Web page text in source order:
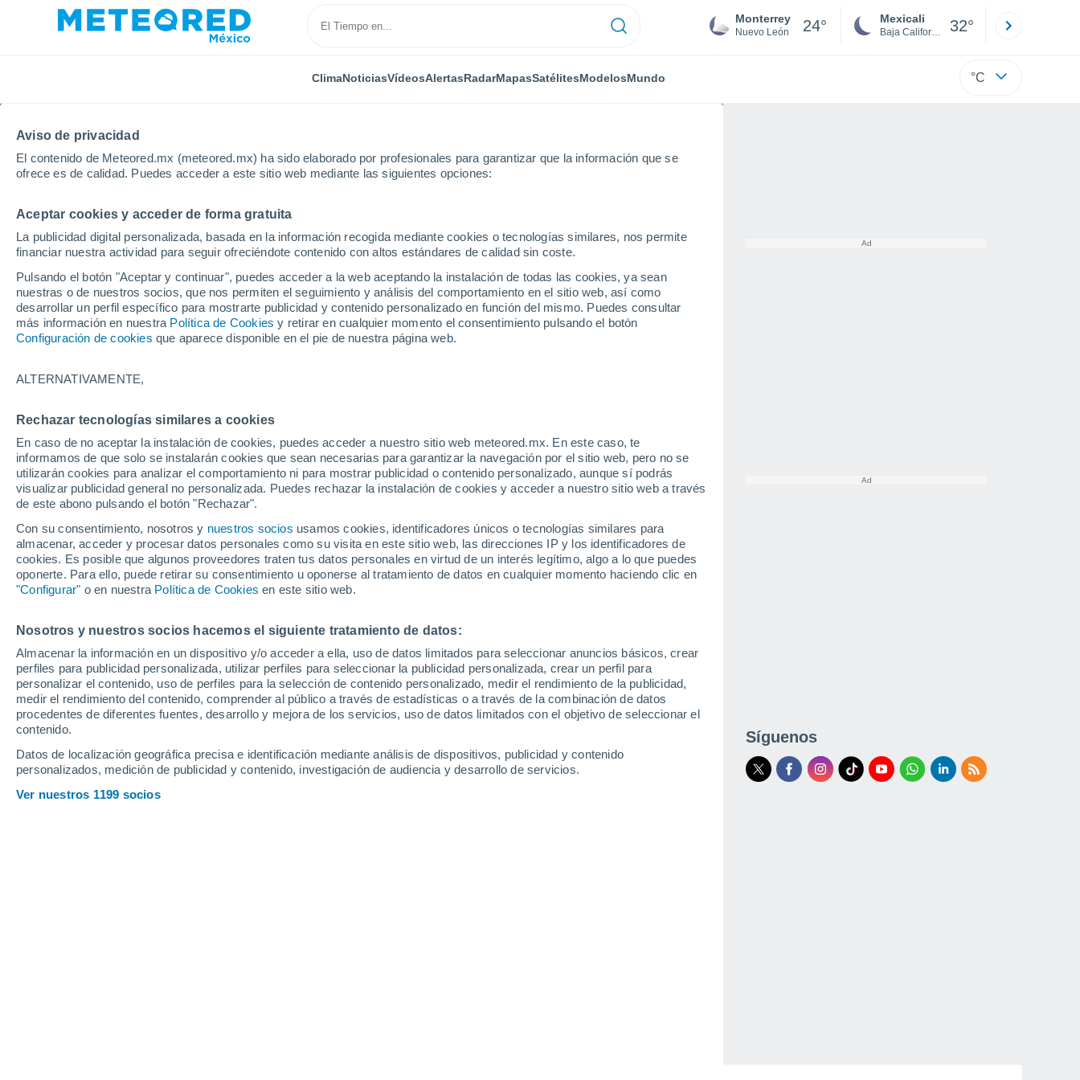
Aviso de privacidad
El contenido de Meteored.mx (meteored.mx) ha sido elaborado por profesionales para garantizar que la información que se
ofrece es de calidad. Puedes acceder a este sitio web mediante las siguientes opciones:
Aceptar cookies y acceder de forma gratuita
La publicidad digital personalizada, basada en la información recogida mediante cookies o tecnologías similares, nos permite
financiar nuestra actividad para seguir ofreciéndote contenido con altos estándares de calidad sin coste.
Pulsando el botón "Aceptar y continuar", puedes acceder a la web aceptando la instalación de todas las cookies, ya sean
nuestras o de nuestros socios, que nos permiten el seguimiento y análisis del comportamiento en el sitio web, así como
desarrollar un perfil específico para mostrarte publicidad y contenido personalizado en función del mismo. Puedes consultar
más información en nuestra Política de Cookies y retirar en cualquier momento el consentimiento pulsando el botón
Configuración de cookies que aparece disponible en el pie de nuestra página web.
ALTERNATIVAMENTE,
Rechazar tecnologías similares a cookies
En caso de no aceptar la instalación de cookies, puedes acceder a nuestro sitio web meteored.mx. En este caso, te
informamos de que solo se instalarán cookies que sean necesarias para garantizar la navegación por el sitio web, pero no se
utilizarán cookies para analizar el comportamiento ni para mostrar publicidad o contenido personalizado, aunque sí podrás
visualizar publicidad general no personalizada. Puedes rechazar la instalación de cookies y acceder a nuestro sitio web a través
de este abono pulsando el botón "Rechazar".
Con su consentimiento, nosotros y nuestros socios usamos cookies, identificadores únicos o tecnologías similares para
almacenar, acceder y procesar datos personales como su visita en este sitio web, las direcciones IP y los identificadores de
cookies. Es posible que algunos proveedores traten tus datos personales en virtud de un interés legítimo, algo a lo que puedes
oponerte. Para ello, puede retirar su consentimiento u oponerse al tratamiento de datos en cualquier momento haciendo clic en
"Configurar" o en nuestra Política de Cookies en este sitio web.
Nosotros y nuestros socios hacemos el siguiente tratamiento de datos:
Almacenar la información en un dispositivo y/o acceder a ella, uso de datos limitados para seleccionar anuncios básicos, crear
perfiles para publicidad personalizada, utilizar perfiles para seleccionar la publicidad personalizada, crear un perfil para
personalizar el contenido, uso de perfiles para la selección de contenido personalizado, medir el rendimiento de la publicidad,
medir el rendimiento del contenido, comprender al público a través de estadísticas o a través de la combinación de datos
procedentes de diferentes fuentes, desarrollo y mejora de los servicios, uso de datos limitados con el objetivo de seleccionar el
contenido.
Datos de localización geográfica precisa e identificación mediante análisis de dispositivos, publicidad y contenido
personalizados, medición de publicidad y contenido, investigación de audiencia y desarrollo de servicios.
Ver nuestros 1199 socios
Monterrey
Nuevo León 24° Mexicali
Baja California 32°
ClimaNoticiasVídeosAlertasRadarMapasSatélitesModelosMundo °C
Inicio Argelia Relizane
Clima en Relizane
Hoy, 6 agosto Todo el día Símbolo
39°
Moussa
35°
23°
Attatba
36°
22°
Douar
37°
23°
24°
Saidia
38°
23°
El H´madna
35°
23°
Kalaa
38°
38°
Síguenos